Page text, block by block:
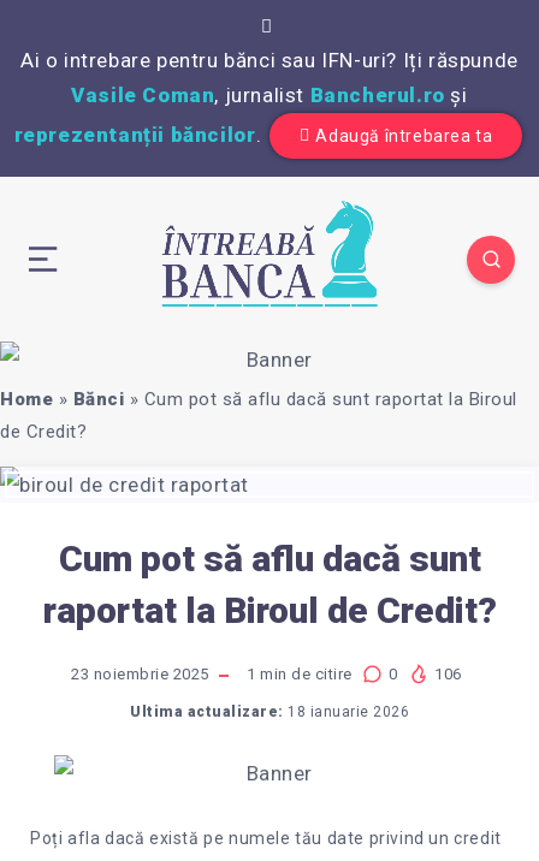
Ai o intrebare pentru bănci sau IFN-uri? Iți răspunde
Vasile Coman, jurnalist Bancherul.ro și
reprezentanții băncilor. Adaugă întrebarea ta
Home » Bănci » Cum pot să aflu dacă sunt raportat la Biroul
de Credit?
Cum pot să aflu dacă sunt
raportat la Biroul de Credit?
23 noiembrie 2025 1 min de citire 0 106
Ultima actualizare: 18 ianuarie 2026
Poți afla dacă există pe numele tău date privind un credit